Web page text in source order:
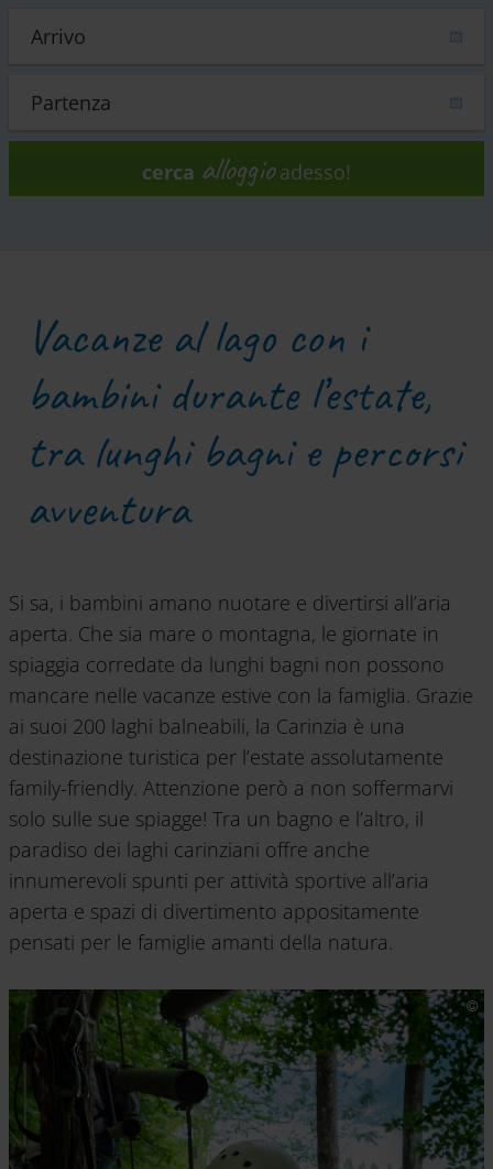
cerca alloggioadesso!
Vacanze al lago con i
bambini durante l’estate,
tra lunghi bagni e percorsi
avventura
Si sa, i bambini amano nuotare e divertirsi all’aria
aperta. Che sia mare o montagna, le giornate in
spiaggia corredate da lunghi bagni non possono
mancare nelle vacanze estive con la famiglia. Grazie
ai suoi 200 laghi balneabili, la Carinzia è una
destinazione turistica per l’estate assolutamente
family-friendly. Attenzione però a non soffermarvi
solo sulle sue spiagge! Tra un bagno e l’altro, il
paradiso dei laghi carinziani offre anche
innumerevoli spunti per attività sportive all’aria
aperta e spazi di divertimento appositamente
pensati per le famiglie amanti della natura.